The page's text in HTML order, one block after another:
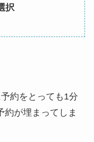
択
約をとっても1分
約が埋まってしま